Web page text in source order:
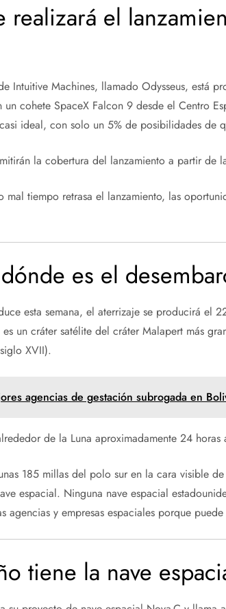
realizará el
Intuitive Machines, llamado Odysseus, está
cohete SpaceX Falcon 9 desde el Centro
ideal, con solo un 5% de posibilidades de
la cobertura del lanzamiento a partir de
tiempo retrasa el lanzamiento, las
es el
esta semana, el aterrizaje se producirá el
un cráter satélite del cráter Malapert más
XVII).
agencias de gestación subrogada en
de la Luna aproximadamente 24
185 millas del polo sur en la cara visible
espacial. Ninguna nave espacial
agencias y empresas espaciales porque
tiene la nave